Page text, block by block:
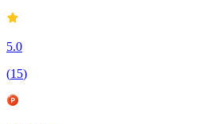
5.0
(15)